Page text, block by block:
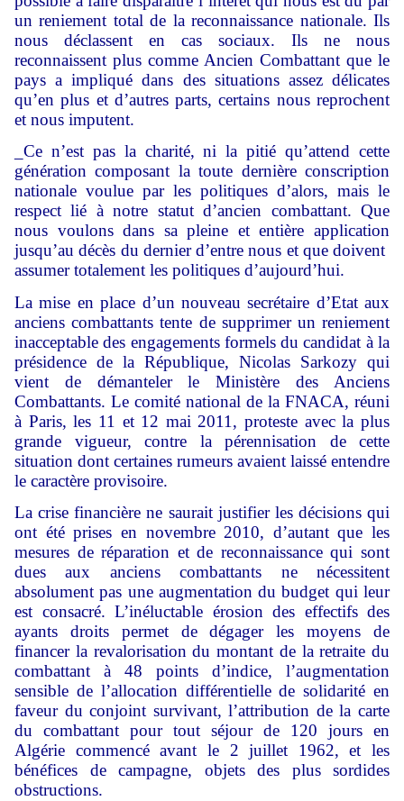
un reniement total de la reconnaissance nationale. Ils
nous déclassent en cas sociaux. Ils ne nous
reconnaissent plus comme Ancien Combattant que le
pays a impliqué dans des situations assez délicates
qu’en plus et d’autres parts, certains nous reprochent
et nous imputent.
_Ce n’est pas la charité, ni la pitié qu’attend cette
génération composant la toute dernière conscription
nationale voulue par les politiques d’alors, mais le
respect lié à notre statut d’ancien combattant. Que
nous voulons dans sa pleine et entière application
jusqu’au décès du dernier d’entre nous et que doivent
assumer totalement les politiques d’aujourd’hui.
La mise en place d’un nouveau secrétaire d’Etat aux
anciens combattants tente de supprimer un reniement
inacceptable des engagements formels du candidat à la
présidence de la République, Nicolas Sarkozy qui
vient de démanteler le Ministère des Anciens
Combattants. Le comité national de la FNACA, réuni
à Paris, les 11 et 12 mai 2011, proteste avec la plus
grande vigueur, contre la pérennisation de cette
situation dont certaines rumeurs avaient laissé entendre
le caractère provisoire.
La crise financière ne saurait justifier les décisions qui
ont été prises en novembre 2010, d’autant que les
mesures de réparation et de reconnaissance qui sont
dues aux anciens combattants ne nécessitent
absolument pas une augmentation du budget qui leur
est consacré. L’inéluctable érosion des effectifs des
ayants droits permet de dégager les moyens de
financer la revalorisation du montant de la retraite du
combattant à 48 points d’indice, l’augmentation
sensible de l’allocation différentielle de solidarité en
faveur du conjoint survivant, l’attribution de la carte
du combattant pour tout séjour de 120 jours en
Algérie commencé avant le 2 juillet 1962, et les
bénéfices de campagne, objets des plus sordides
obstructions.